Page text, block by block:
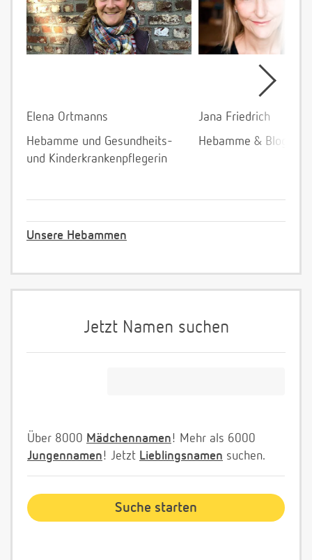
Elena Ortmanns
Hebamme und Gesundheits-
und Kinderkrankenpflegerin
Jana Friedrich
Hebamme &
Unsere Hebammen
Jetzt Namen suchen
Über 8000 Mädchennamen! Mehr als 6000
Jungennamen! Jetzt Lieblingsnamen suchen.